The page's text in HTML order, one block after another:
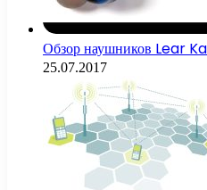
Обзор наушников Lear
25.07.2017